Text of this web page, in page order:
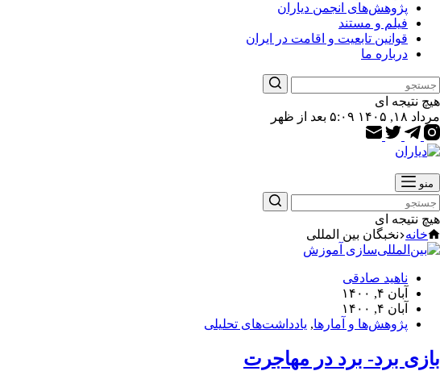
پژوهش‌های انجمن دیاران
فیلم و مستند
قوانین تابعیت و اقامت در ایران
درباره ما
هیچ نتیجه ای
مرداد ۱۸, ۱۴۰۵ ۵:۰۹ بعد از ظهر
منو
هیچ نتیجه ای
خانه نخبگان بین المللی
ناهید صادقی
آبان ۴, ۱۴۰۰
آبان ۴, ۱۴۰۰
پژوهش‌ها و آمارها, یادداشت‌های تحلیلی
بازی برد- برد در مهاجرت